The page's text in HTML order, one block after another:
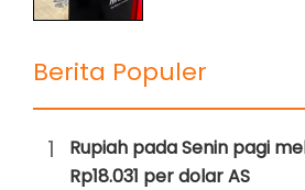
Berita Populer
1
Rupiah pada Senin pagi
Rp18.031 per dolar AS